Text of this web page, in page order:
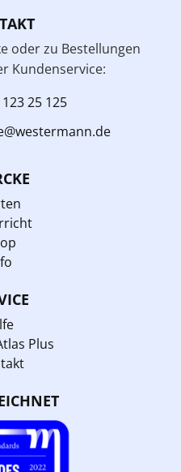
oder zu Bestellungen
Kundenservice:
25 125
Plus